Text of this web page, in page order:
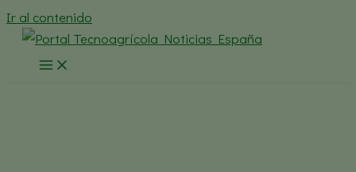
Ir al contenido